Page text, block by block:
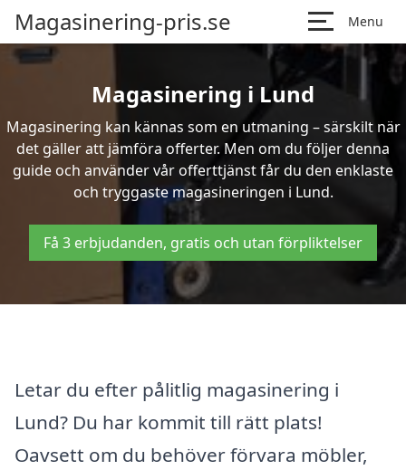
Magasinering-pris.se Menu
Magasinering i Lund
Magasinering kan kännas som en utmaning – särskilt när
det gäller att jämföra offerter. Men om du följer denna
guide och använder vår offerttjänst får du den enklaste
och tryggaste magasineringen i Lund.
Få 3 erbjudanden, gratis och utan förpliktelser
Letar du efter pålitlig magasinering i
Lund? Du har kommit till rätt plats!
Oavsett om du behöver förvara möbler,